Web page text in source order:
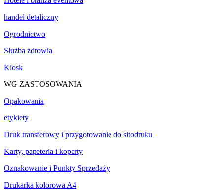
handel detaliczny
Ogrodnictwo
Służba zdrowia
Kiosk
WG ZASTOSOWANIA
Opakowania
etykiety
Druk transferowy i przygotowanie do sitodruku
Karty, papeteria i koperty
Oznakowanie i Punkty Sprzedaży
Drukarka kolorowa A4